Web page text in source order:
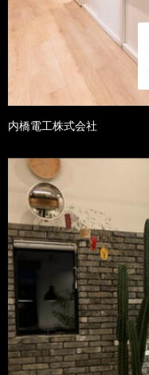
内橋電工株式会社